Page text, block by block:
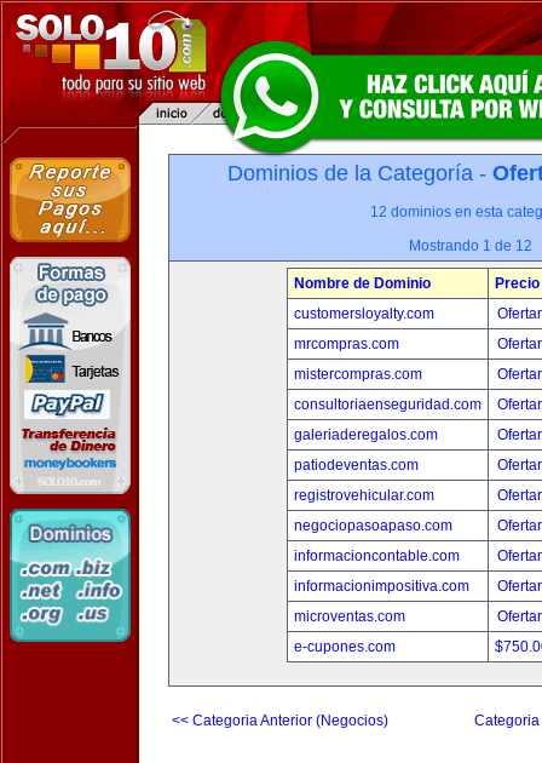
Dominios de la Categoría -
12 dominios en esta
Mostrando 1 de 12
Nombre de Dominio
Precio
customersloyalty.com
mrcompras.com
mistercompras.com
consultoriaenseguridad.com
galeriaderegalos.com
patiodeventas.com
registrovehicular.com
negociopasoapaso.com
informacioncontable.com
informacionimpositiva.com
microventas.com
e-cupones.com
<< Categoria Anterior (Negocios)